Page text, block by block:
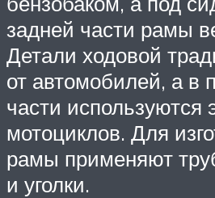
задней части рамы
Детали ходовой
от автомобилей, а в
части используются
мотоциклов. Для
рамы применяют
и уголки.